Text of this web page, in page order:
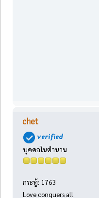
chet
บุคคลในตำนาน
กระทู้: 1763
Love conquers all